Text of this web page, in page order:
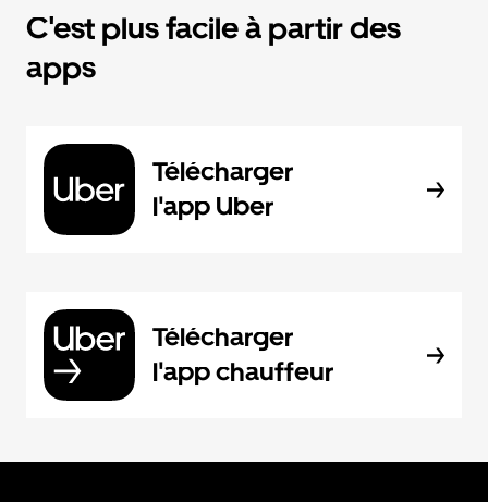
C'est plus facile à partir des
apps
Télécharger
l'app Uber
Télécharger
l'app chauffeur